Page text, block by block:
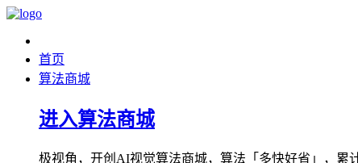
首页
算法商城
进入算法商城
极视角，开创AI视觉算法商城，算法「多快好省」，累